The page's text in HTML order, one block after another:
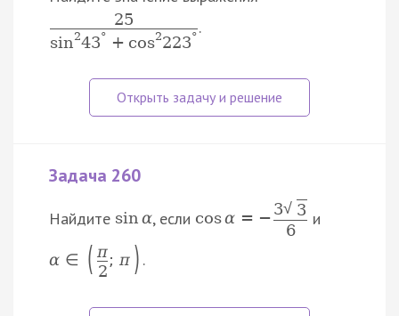
25
sin 243° + cos2223° .
Задача 260
Найдите sinα, если cosα = −
3√ 3
6
и
α ∈ ( π
2
; π ) .